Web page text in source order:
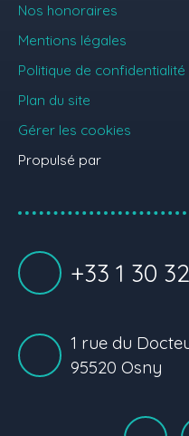
Nos honoraires
Mentions légales
Politique de confidentialité
Plan du site
Gérer les cookies
Propulsé par
+33 1 30
1 rue du
95520 Osny